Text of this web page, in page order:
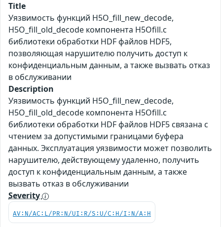
Title
Уязвимость функций H5O_fill_new_decode,
H5O_fill_old_decode компонента H5Ofill.c
библиотеки обработки HDF файлов HDF5,
позволяющая нарушителю получить доступ к
конфиденциальным данным, а также вызвать отказ
в обслуживании
Description
Уязвимость функций H5O_fill_new_decode,
H5O_fill_old_decode компонента H5Ofill.c
библиотеки обработки HDF файлов HDF5 связана с
чтением за допустимыми границами буфера
данных. Эксплуатация уязвимости может позволить
нарушителю, действующему удаленно, получить
доступ к конфиденциальным данным, а также
вызвать отказ в обслуживании
Severity
AV:N/AC:L/PR:N/UI:R/S:U/C:H/I:N/A:H